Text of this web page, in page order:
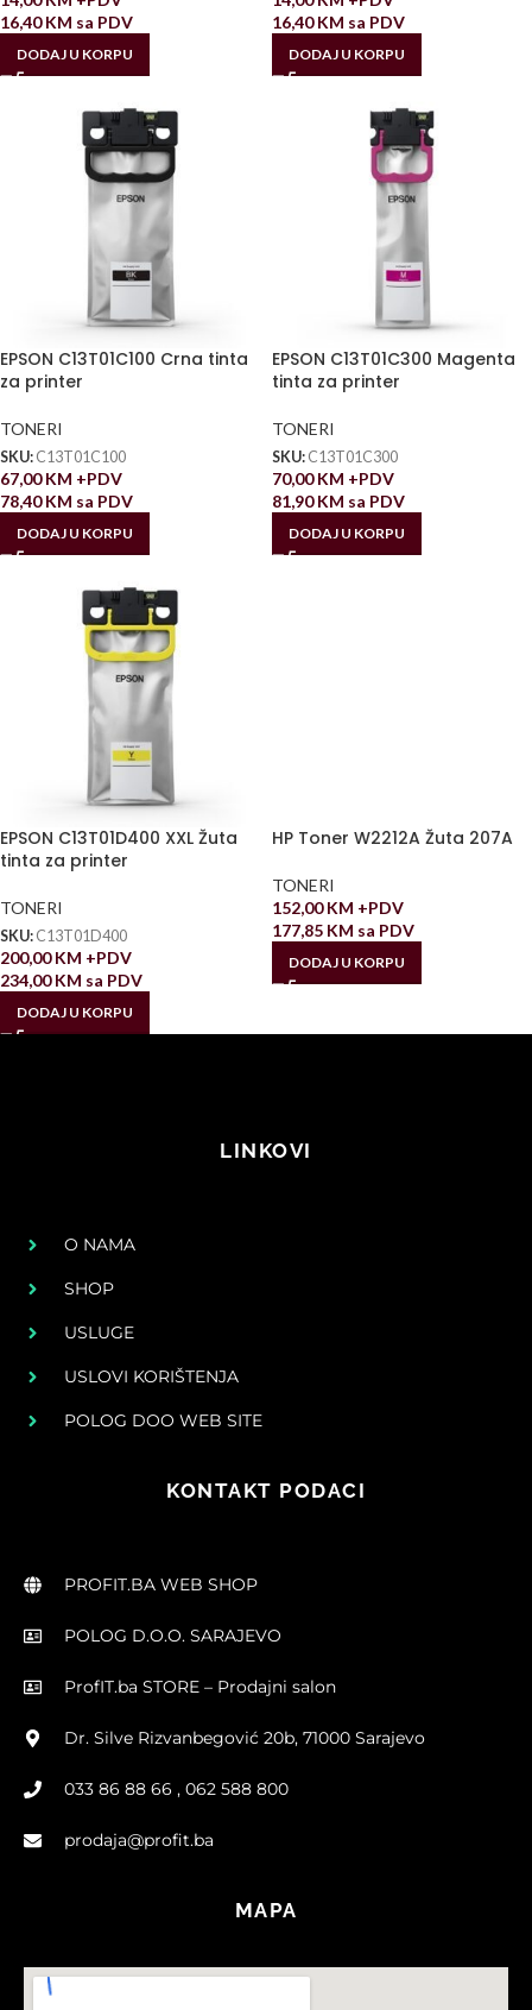
16,40KM sa PDV
DODAJ U KORPU
16,40KM sa PDV
DODAJ U KORPU
EPSON C13T01C100 Crna tinta
za printer
TONERI
SKU: C13T01C100
67,00KM +PDV
78,40KM sa PDV
DODAJ U KORPU
EPSON C13T01C300 Magenta
tinta za printer
TONERI
SKU: C13T01C300
70,00KM +PDV
81,90KM sa PDV
DODAJ U KORPU
EPSON C13T01D400 XXL Žuta
tinta za printer
TONERI
SKU: C13T01D400
200,00KM +PDV
234,00KM sa PDV
DODAJ U KORPU
HP Toner W2212A Žuta 207A
TONERI
152,00KM +PDV
177,85 KM sa PDV
DODAJ U KORPU
LINKOVI
O NAMA
SHOP
USLUGE
USLOVI KORIŠTENJA
POLOG DOO WEB SITE
KONTAKT PODACI
PROFIT.BA WEB SHOP
POLOG D.O.O. SARAJEVO
ProfIT.ba STORE – Prodajni salon
Dr. Silve Rizvanbegović 20b, 71000 Sarajevo
033 86 88 66 , 062 588 800
prodaja@profit.ba
MAPA